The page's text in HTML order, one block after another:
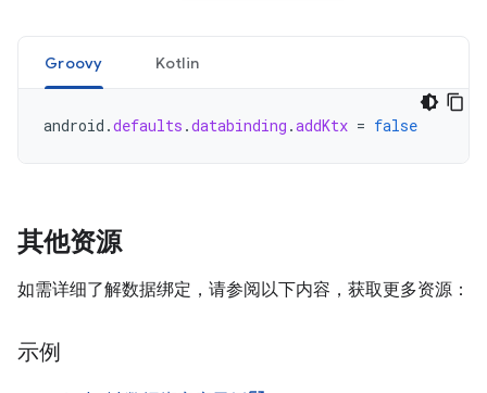
Groovy Kotlin
android .defaults .databinding .addKtx = false
其他资源
如需详细了解数据绑定，请参阅以下内容，获取更多资源：
示例